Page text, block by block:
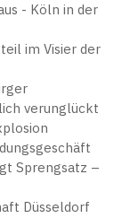
- Köln in der
im Visier der
verunglückt
Sprengsatz –
Düsseldorf